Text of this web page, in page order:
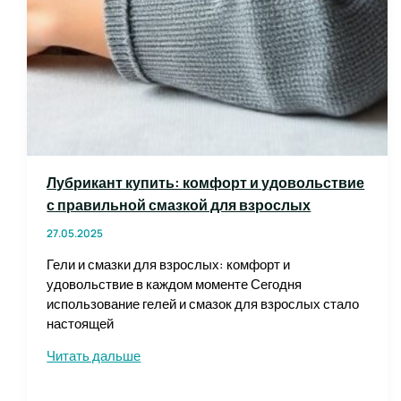
Лубрикант купить: комфорт и удовольствие
с правильной смазкой для взрослых
27.05.2025
Гели и смазки для взрослых: комфорт и
удовольствие в каждом моменте Сегодня
использование гелей и смазок для взрослых стало
настоящей
Лубрикант
Читать дальше